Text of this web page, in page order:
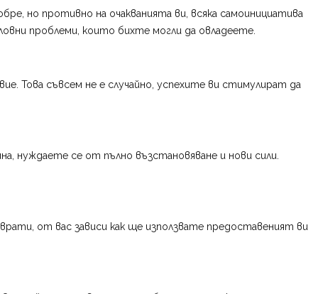
но противно на очакванията ви, всяка самоинициатива
проблеми, които бихте могли да овладеете.
Това съвсем не е случайно, успехите ви стимулират да
нуждаете се от пълно възстановяване и нови сили.
от вас зависи как ще използвате предоставеният ви